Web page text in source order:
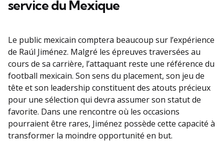
service du Mexique
Le public mexicain comptera beaucoup sur l’expérience
de Raúl Jiménez. Malgré les épreuves traversées au
cours de sa carrière, l’attaquant reste une référence du
football mexicain. Son sens du placement, son jeu de
tête et son leadership constituent des atouts précieux
pour une sélection qui devra assumer son statut de
favorite. Dans une rencontre où les occasions
pourraient être rares, Jiménez possède cette capacité à
transformer la moindre opportunité en but.